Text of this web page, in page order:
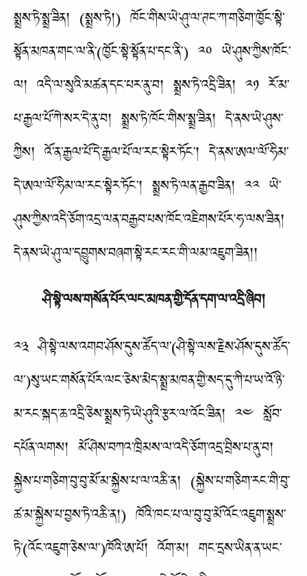
སྨྲས་ཏེ་སྨྲ་ཟིན། (སྨྲས་ཏེ།) ཁོང་གིས་ཡེ་ཤུ་ལ་ཊང་ཀ་གཅིག་ཁྱོང་སྟེ་
སྟོན་མཁན་གང་ལ་ནི་(ཁྱོང་སྟེ་སྟོན་པ་དང་ནི་) ༢༠ ཡེ་ཤུས་ཀྱིས་ཁོང་
ལ། འདི་ལ་སུའི་མཚན་དང་པར་ནུ་བ། སྨྲས་ཏེ་འདྲི་ཟིན། ༢༡ རོ་མ་
པ་རྒྱལ་པོ་ཀེ་སར་དེ་ནུ་བ། སྨྲས་ཏེ་ཁོང་གིས་སྨྲ་ཟིན། དེ་ནས་ཡེ་ཤུས་
ཀྱིས། འོ་ན་རྒྱལ་པོ་དེ་རྒྱལ་པོ་ལ་རང་སྟེར་ཏོང་། དེ་ནས་ཨལ་ལོ་ཧིམ་
དེ་ཨལ་ལོ་ཧིམ་ལ་རང་སྟེར་ཏོང་། སྨྲས་ཏེ་ལན་རྒྱབ་ཟིན། ༢༢ ཡེ་
ཤུས་ཀྱིས་འདི་ཅོག་འདྲ་ལན་བརྒྱབ་པས་ཁོང་འཇིགས་པོར་ཧ་ལས་ཟིན།
དེ་ནས་ཡེ་ཤུ་ལ་དབྱུགས་བཞག་སྟེ་རང་རང་གི་ལམ་འཇུག་ཟིན།།
ཤི་སྟེ་ལས་གསོན་པོར་ལང་མཁན་གྱི་དོན་དག་ལ་འདྲི་ཞིབ།
༢༣ ཤི་སྟེ་ལས་འགབ་ཤོས་དུས་ཚོད་ལ་(ཤི་སྟེ་ལས་རྗེས་ཤོས་དུས་ཚོད་
ལ་)སུ་ཡང་གསོན་པོར་ལང་ཅེས་མེད་སྨྲ་མཁན་གྱི་སད་དུ་ཀི་པ་ཡ་འོ་ཉི་
མ་རང་སྐད་ཆ་འདྲི་ཅེས་སྨྲས་ཏེ་ཡེ་ཤུའི་རྩར་ལ་འོང་ཟིན། ༢༤ སློབ་
དཔོན་ལགས། མོ་ཤེས་བཀའ་ཁྲིམས་ལ་འདི་ཅོག་འདྲ་བྲིས་པ་ནུ་བ།
སྐྱེས་པ་གཅིག་བུ་བུ་མོ་མ་སྐྱེས་པ་ལ་འཆི་ན། (སྐྱེས་པ་གཅིག་རང་གི་བུ་
ཚ་མ་སྐྱེས་པ་བྱས་ཏེ་འཆི་ན།) ཁོའི་ཁང་པ་ལ་བུ་བུ་མོ་འོང་འཇུག་སྨྲས་
ཏེ་(འོང་འཇུག་ཅེས་ལ་)ཁོའི་ཨ་པོ། འོག་མ། གང་དྲས་ཡིན་ན་ཡང་